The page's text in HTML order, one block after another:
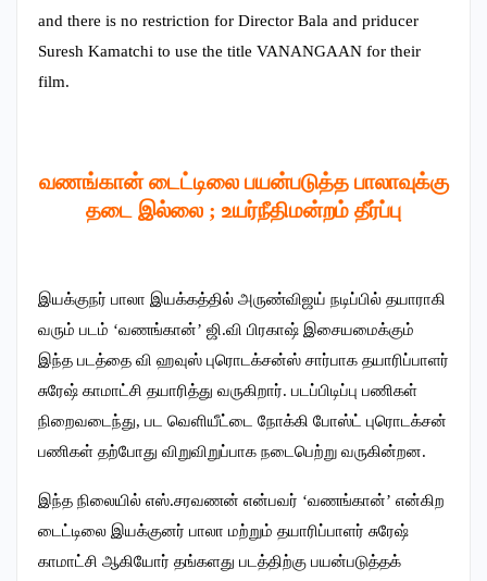
and there is no restriction for Director Bala and priducer
Suresh Kamatchi to use the title VANANGAAN for their
film.
வணங்கான் டைட்டிலை பயன்படுத்த பாலாவுக்கு
தடை இல்லை ; உயர்நீதிமன்றம் தீர்ப்பு
இயக்குநர் பாலா இயக்கத்தில் அருண்விஜய் நடிப்பில் தயாராகி
வரும் படம் ‘வணங்கான்’ ஜி.வி பிரகாஷ் இசையமைக்கும்
இந்த படத்தை வி ஹவுஸ் புரொடக்சன்ஸ் சார்பாக தயாரிப்பாளர்
சுரேஷ் காமாட்சி தயாரித்து வருகிறார். படப்பிடிப்பு பணிகள்
நிறைவடைந்து, பட வெளியீட்டை நோக்கி போஸ்ட் புரொடக்சன்
பணிகள் தற்போது விறுவிறுப்பாக நடைபெற்று வருகின்றன.
இந்த நிலையில் எஸ்.சரவணன் என்பவர் ‘வணங்கான்’ என்கிற
டைட்டிலை இயக்குனர் பாலா மற்றும் தயாரிப்பாளர் சுரேஷ்
காமாட்சி ஆகியோர் தங்களது படத்திற்கு பயன்படுத்தக்